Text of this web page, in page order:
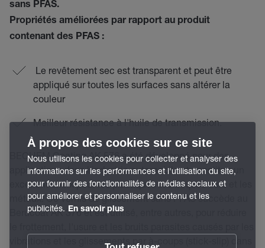
sans PFAS.
Propriétés améliorées par rapport au produit
contenant des PFAS :
Le revêtement sec est transparent et peut être
appliqué sur toutes les surfaces sans altérer la
couleur
Meilleur résistance à l'huile de transmission.
BECHEM Coating AK 576 a été développé pour des
applications dans l'industrie automobile et constitue un
excellent choix pour les plastiques techniques durs et les
métaux. Ce vernis de glissement sans PFAS succède au
Berucoat AK 376 et est utilisé, entre autres, pour réduire
vibrations et les glissements par à-coups (stick-slip) dans
À propos des cookies sur ce site
Nous utilisons les cookies pour collecter et analyser des
informations sur les performances et l'utilisation du site,
pour fournir des fonctionnalités de médias sociaux et
pour améliorer et personnaliser le contenu et les
publicités. En savoir plus